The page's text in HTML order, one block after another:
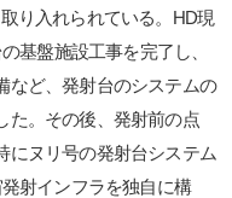
り入れられている。HD現
基盤施設工事を完了し、
など、発射台のシステムの
た。その後、発射前の点
にヌリ号の発射台システム
射インフラを独自に構